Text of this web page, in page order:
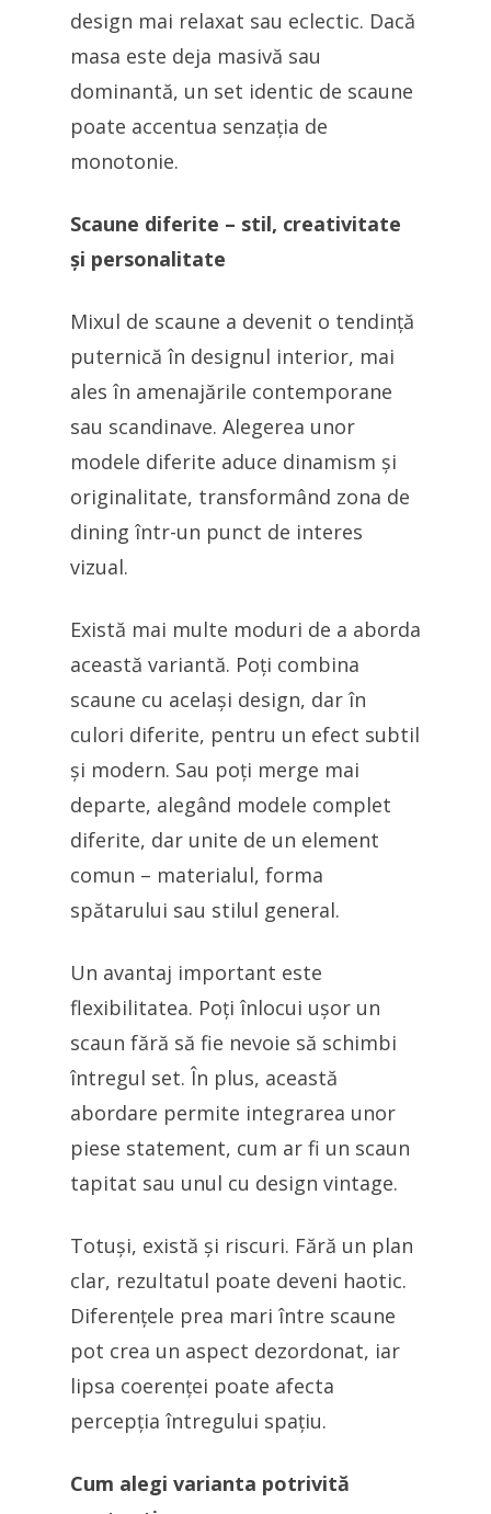
design mai relaxat sau eclectic. Dacă
masa este deja masivă sau
dominantă, un set identic de scaune
poate accentua senzația de
monotonie.
Scaune diferite – stil, creativitate
și personalitate
Mixul de scaune a devenit o tendință
puternică în designul interior, mai
ales în amenajările contemporane
sau scandinave. Alegerea unor
modele diferite aduce dinamism și
originalitate, transformând zona de
dining într-un punct de interes
vizual.
Există mai multe moduri de a aborda
această variantă. Poți combina
scaune cu același design, dar în
culori diferite, pentru un efect subtil
și modern. Sau poți merge mai
departe, alegând modele complet
diferite, dar unite de un element
comun – materialul, forma
spătarului sau stilul general.
Un avantaj important este
flexibilitatea. Poți înlocui ușor un
scaun fără să fie nevoie să schimbi
întregul set. În plus, această
abordare permite integrarea unor
piese statement, cum ar fi un scaun
tapitat sau unul cu design vintage.
Totuși, există și riscuri. Fără un plan
clar, rezultatul poate deveni haotic.
Diferențele prea mari între scaune
pot crea un aspect dezordonat, iar
lipsa coerenței poate afecta
percepția întregului spațiu.
Cum alegi varianta potrivită